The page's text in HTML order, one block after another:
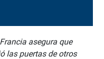
asegura que
las puertas de otros